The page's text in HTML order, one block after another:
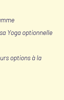
Yoga optionnelle
options à la